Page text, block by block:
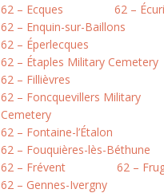
62 – Ecques
62 –
62 – Enquin-sur-Baillons
62 – Éperlecques
62 – Étaples Military Cemetery
62 – Fillièvres
62 – Foncquevillers Military
Cemetery
62 – Fontaine-l’Étalon
62 – Fouquières-lès-Béthune
62 – Frévent
62 –
62 – Gennes-Ivergny